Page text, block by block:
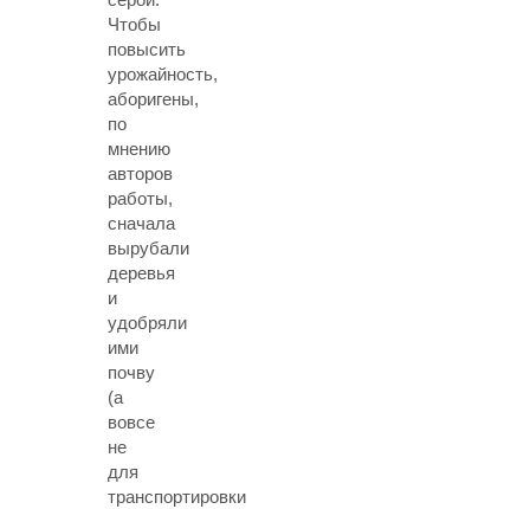
Чтобы
повысить
урожайность,
аборигены,
по
мнению
авторов
работы,
сначала
вырубали
деревья
и
удобряли
ими
почву
(а
вовсе
не
для
транспортировки